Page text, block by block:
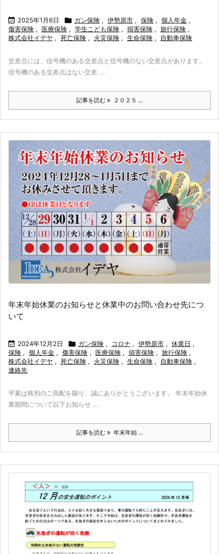
 2025年1月6日  ガン保険 , 伊勢原市 , 保険 , 個人年金 ,
傷害保険 , 医療保険 , 学生こども保険 , 損害保険 , 旅行保険 ,
株式会社イデヤ , 死亡保険 , 火災保険 , 生命保険 , 自動車保険
交差点には、信号機のある交差点と信号機のない交差点があります。
信号機のある交差点はない交差 ...
記事を読む ２０２５ ...
年末年始休業のお知らせと休業中のお問い合わせ先につ
いて
 2024年12月2日  ガン保険 , コロナ , 伊勢原市 , 休業日 ,
保険 , 個人年金 , 傷害保険 , 医療保険 , 損害保険 , 旅行保険 ,
株式会社イデヤ , 死亡保険 , 火災保険 , 生命保険 , 自動車保険 ,
連絡先
平素は格別のご高配を賜り、誠にありがとうございます。 年末年始休
業期間について以下お知らせ ...
記事を読む 年末年始 ...